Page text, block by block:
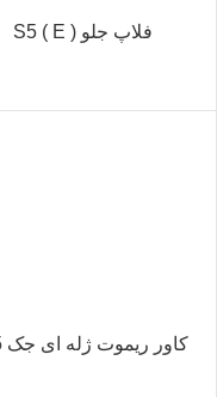
فلاپ جلو S5 ( E )
کاور ریموت ژله ای جک S5